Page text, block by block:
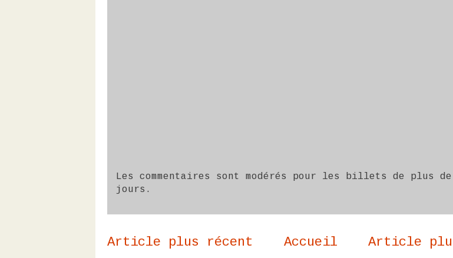
Les commentaires sont modérés pour les billets de plus de
jours.
Article plus récent Article
Accueil